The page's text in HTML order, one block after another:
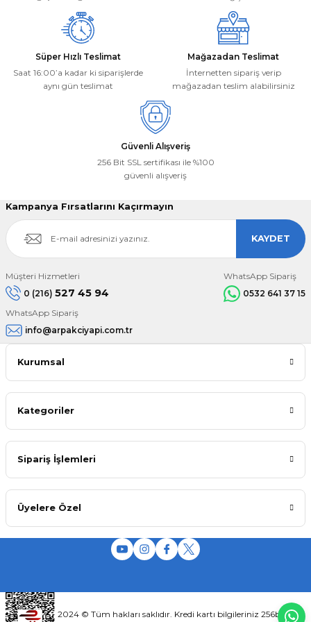
Silindir Sayısı
Süper Hızlı Teslimat
Saat 16:00’a kadar ki siparişlerde
aynı gün teslimat
Mağazadan Teslimat
İnternetten sipariş verip
mağazadan teslim alabilirsiniz
Güvenli Alışveriş
256 Bit SSL sertifikası ile %100
güvenli alışveriş
Kampanya Fırsatlarını Kaçırmayın
KAYDET
Müşteri Hizmetleri
0 (216) 527 45 94
WhatsApp Sipariş
0532 641 37 15
WhatsApp Sipariş
info@arpakciyapi.com.tr
Kurumsal
Kategoriler
Sipariş İşlemleri
Üyelere Özel
2024 © Tüm hakları saklıdır. Kredi kartı bilgileriniz 256bit SSL